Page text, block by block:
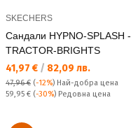
SKECHERS
Сандали HYPNO-SPLASH -
TRACTOR-BRIGHTS
Текуща цена:
41,97 € / 82,09 лв.
47,96 € (-12%) Най-добра цена
Редовна цена:
59,95 € (-30%) Редовна цена